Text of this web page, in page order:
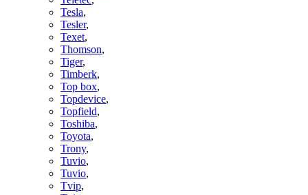
Tesla,
Tesler,
Texet,
Thomson,
Tiger,
Timberk,
Top box,
Topdevice,
Topfield,
Toshiba,
Toyota,
Trony,
Tuvio,
Tuvio,
Tvip,